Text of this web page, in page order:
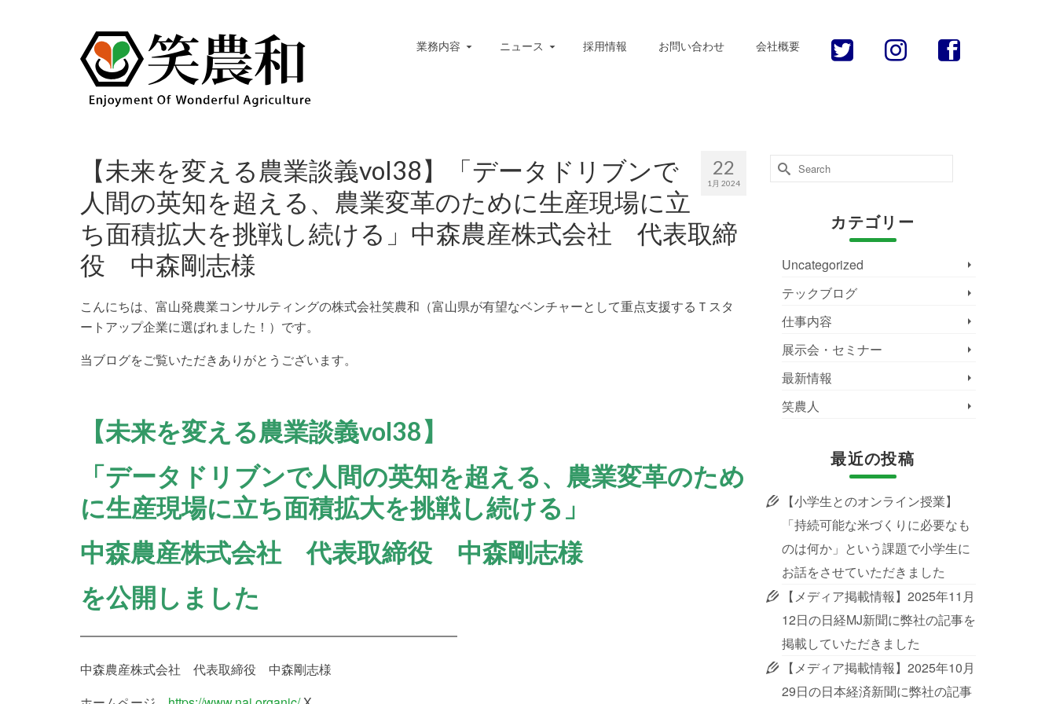
業務内容 ニュース 採用情報 お問い合わせ 会社概要
22
1月 2024
【未来を変える農業談義vol38】「データドリブンで
人間の英知を超える、農業変革のために生産現場に立
ち面積拡大を挑戦し続ける」中森農産株式会社 代表取締
役 中森剛志様
こんにちは、富山発農業コンサルティングの株式会社笑農和（富山県が有望なベンチャーとして重点支援するＴスタ
ートアップ企業に選ばれました！）です。
当ブログをご覧いただきありがとうございます。
【未来を変える農業談義vol38】
「データドリブンで人間の英知を超える、農業変革のため
に生産現場に立ち面積拡大を挑戦し続ける」
中森農産株式会社 代表取締役 中森剛志様
を公開しました
━━━━━━━━━━━━━━━━━━━━━━━━━━━━━━
中森農産株式会社 代表取締役 中森剛志様
Search
for:
カテゴリー
Uncategorized
テックブログ
仕事内容
展示会・セミナー
最新情報
笑農人
最近の投稿
【小学生とのオンライン授業】
「持続可能な米づくりに必要なも
のは何か」という課題で小学生に
お話をさせていただきました
【メディア掲載情報】2025年11月
12日の日経MJ新聞に弊社の記事を
掲載していただきました
【メディア掲載情報】2025年10月
29日の日本経済新聞に弊社の記事